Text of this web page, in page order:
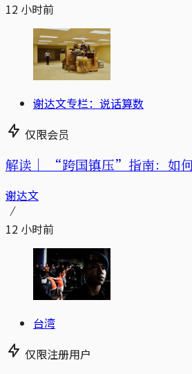
12 小时前
谢达文专栏：说话算数
仅限会员
解读｜ “跨国镇压”指南：如
谢达文
12 小时前
台湾
仅限注册用户